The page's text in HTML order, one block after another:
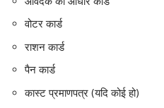
वोटर कार्ड
राशन कार्ड
पैन कार्ड
कास्ट प्रमाणपत्र (यदि कोई हो)